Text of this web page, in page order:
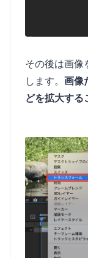
その後は画像
します。 画像
どを拡大する